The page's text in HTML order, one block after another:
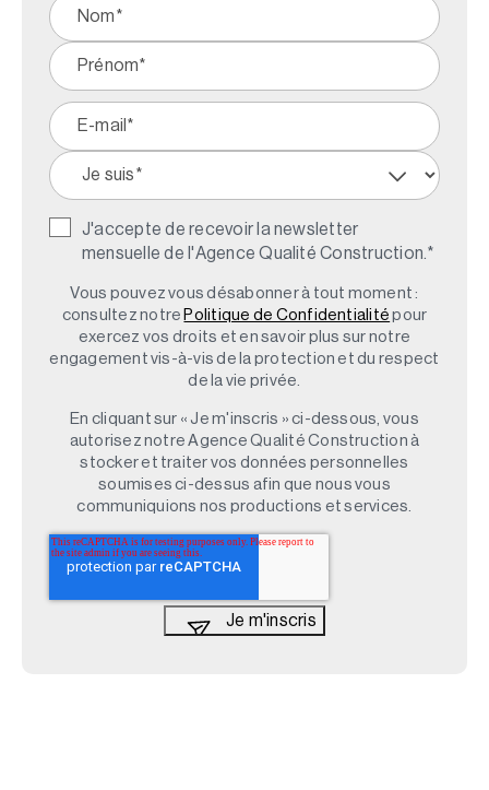
J'accepte de recevoir la newsletter
mensuelle de l'Agence Qualité Construction. *
Vous pouvez vous désabonner à tout moment :
consultez notre Politique de Confidentialité pour
exercez vos droits et en savoir plus sur notre
engagement vis-à-vis de la protection et du respect
de la vie privée.
En cliquant sur « Je m'inscris » ci-dessous, vous
autorisez notre Agence Qualité Construction à
stocker et traiter vos données personnelles
soumises ci-dessus afin que nous vous
communiquions nos productions et services.